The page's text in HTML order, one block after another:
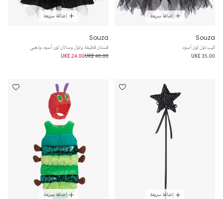
إضافة سريعة
Souza
كيب تول لون أسود
UK£ 35.00
إضافة سريعة
Souza
فستان قطيفة وتول وساتان لون أسود وذهبي
UK£ 40.00
UK£ 24.00
إضافة سريعة إضافة سريعة